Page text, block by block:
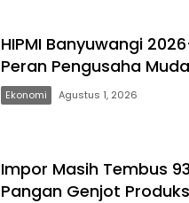
HIPMI Banyuwangi
Peran Pengusaha
Ekonomi Agustus 1, 2026
Impor Masih Tembus
Pangan Genjot